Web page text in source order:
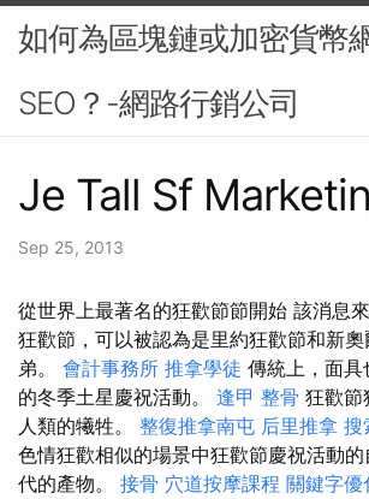
如何為區塊鏈或加密貨幣
SEO？-網路行銷公司
Je Tall Sf
Sep 25, 2013
從世界上最著名的狂歡節節開始 該消息
狂歡節，可以被認為是里約狂歡節和新
弟。 會計事務所 推拿學徒 傳統上，面
的冬季土星慶祝活動。 逢甲 整骨 狂歡節
人類的犧牲。 整復推拿南屯 后里推拿 搜
色情狂歡相似的場景中狂歡節慶祝活動
代的產物。 接骨 穴道按摩課程 關鍵字優